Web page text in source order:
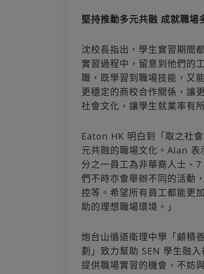
堅持推動多元共融 成就職場
沈校長指出，學生實習期間
實習過程中，留意到他們的
職，既學習到職場技能，又
更穩定的商校合作關係，讓
社會文化，讓學生就業率有所
Eaton HK 明白到「取之社
元共融的職場文化。Alan
分之一員工為非華裔人士、
們不時亦會舉辦不同的活動
控等。希望所有員工都能更
助的理想職場環境。」
炮台山循道衛理中學「顧積
劃」致力幫助 SEN 學生融
提供職場實習的機會，不妨